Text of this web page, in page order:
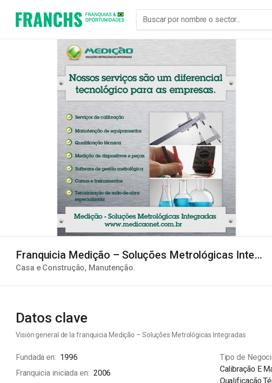
Franquicia Medição – Soluções Metrológicas Integradas
Casa e Construção, Manutenção.
Datos clave
Visión general de la franquicia Medição – Soluções Metrológicas Integradas
Fundada en
1996
Franquicia iniciada en
2006
Tipo de
Calibração E
Qualificação